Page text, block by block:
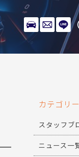
カテゴリー
スタッフブ
ニュース一